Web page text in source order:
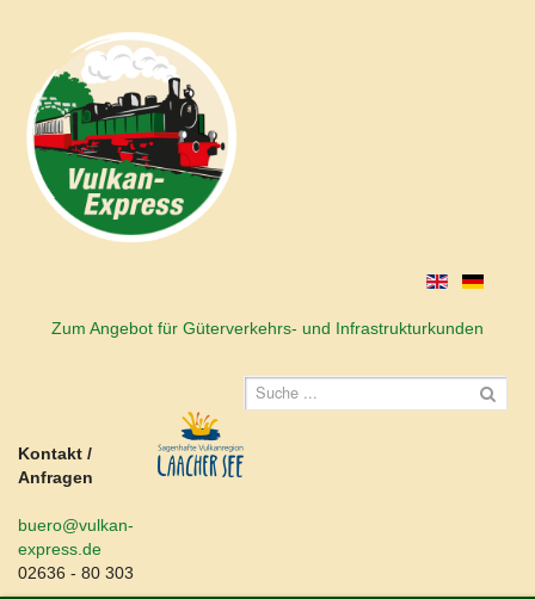
Zum Angebot für Güterverkehrs- und Infrastrukturkunden
Kontakt /
Anfragen
buero@vulkan-
express.de
02636 - 80 303